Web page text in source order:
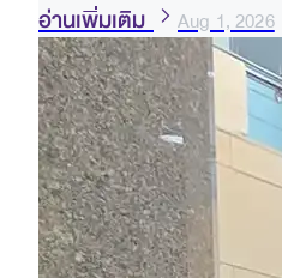
อ่านเพิ่มเติม Aug 1, 2026